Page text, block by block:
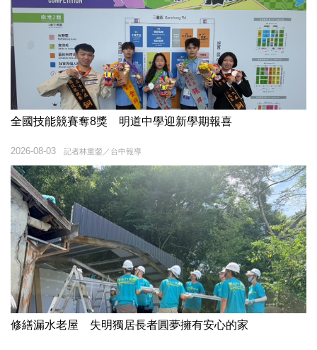
全國技能競賽奪8獎 明道中學迎新學期報喜
記者林重鎣／台中報導
2026-08-03
修繕漏水老屋 失明獨居長者圓夢擁有安心的家